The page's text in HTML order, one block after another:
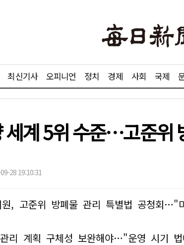
최신기사 오피니언 정치 경제 사회 국제
세계 5위 수준…고준위
28 19:10:31
, 고준위 방폐물 관리 특별법 공청회…"
리 계획 구체성 보완해야…"운영 시기